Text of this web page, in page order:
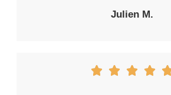
Julien M.